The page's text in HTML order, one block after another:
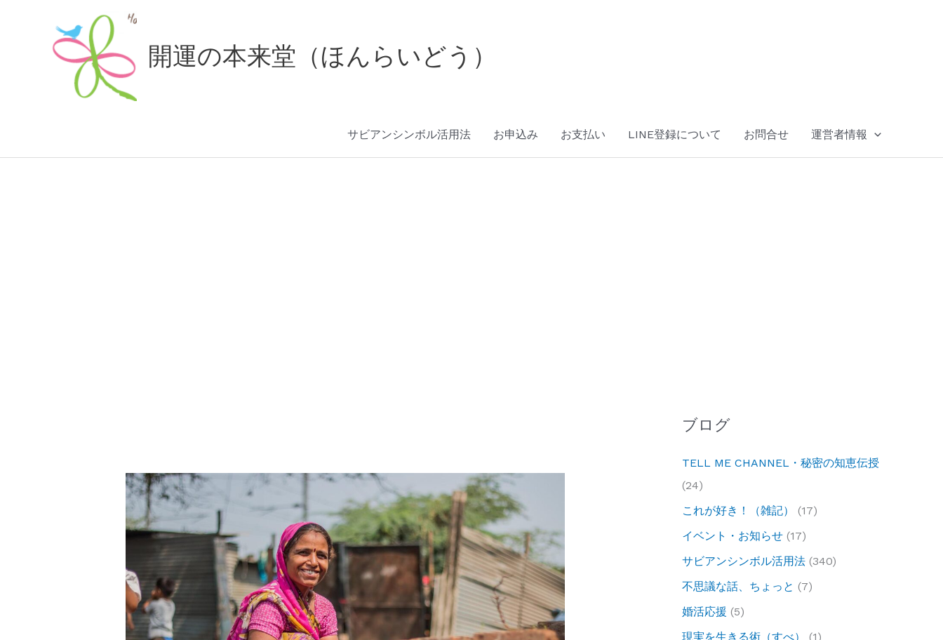
開運の本来堂（ほんらいどう）
サビアンシンボル活用法 お申込み お支払い LINE登録について お問合せ 運営者情報
ブログ
TELL ME CHANNEL・秘密の知恵伝授
(24)
これが好き！（雑記）
(17)
イベント・お知らせ (17)
サビアンシンボル活用法 (340)
不思議な話、ちょっと (7)
婚活応援 (5)
現実を生きる術（すべ）
(1)